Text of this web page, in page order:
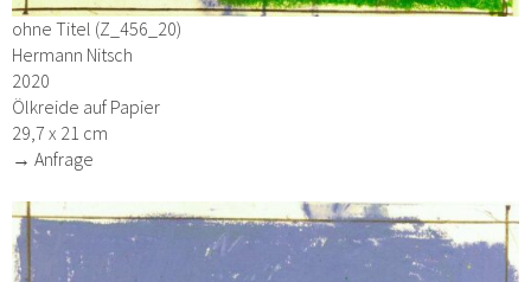
ohne Titel (Z_456_20)
Hermann Nitsch
2020
Ölkreide auf Papier
29,7 x 21 cm
→ Anfrage